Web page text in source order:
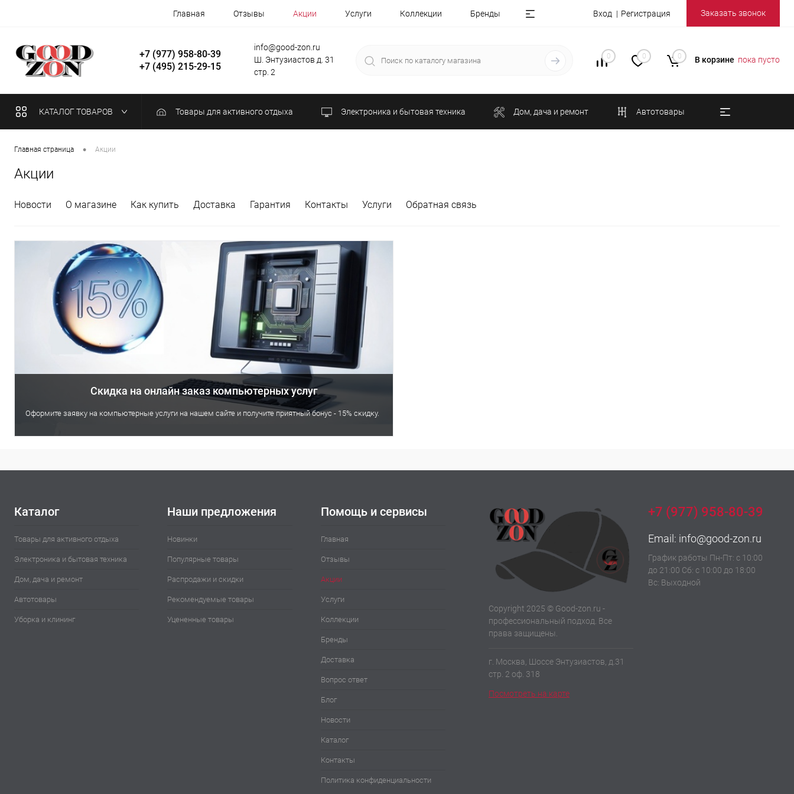
Главная Отзывы Акции Услуги Коллекции Бренды Вход Регистрация Заказать звонок
+7 (977) 958-80-39
+7 (495) 215-29-15
info@good-zon.ru
Ш. Энтузиастов д. 31
стр. 2
0 0 0 В корзине пока пусто
КАТАЛОГ ТОВАРОВ Товары для активного отдыха Электроника и бытовая техника Дом, дача и ремонт Автотовары
Главная страница • Акции
Акции
Новости О магазине Как купить Доставка Гарантия Контакты Услуги Обратная связь
Скидка на онлайн заказ компьютерных услуг
Оформите заявку на компьютерные услуги на нашем сайте и получите приятный бонус - 15% скидку.
Каталог
Товары для активного отдыха
Электроника и бытовая техника
Дом, дача и ремонт
Автотовары
Уборка и клининг
Наши предложения
Новинки
Популярные товары
Распродажи и скидки
Рекомендуемые товары
Уцененные товары
Помощь и сервисы
Главная
Отзывы
Акции
Услуги
Коллекции
Бренды
Доставка
Вопрос ответ
Блог
Новости
Каталог
Контакты
Политика конфиденциальности
Copyright 2025 © Good-zon.ru -
профессиональный подход. Все
права защищены.
г. Москва, Шоссе Энтузиастов, д.31
стр. 2 оф. 318
Посмотреть на карте
+7 (977) 958-80-39
Email: info@good-zon.ru
График работы Пн-Пт: с 10:00
до 21:00 Сб: с 10:00 до 18:00
Вс: Выходной